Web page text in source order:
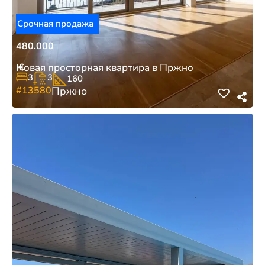
480.000
€
Новая просторная квартира в Пржно
3 3 160
#13580Пржно
Срочная продажа